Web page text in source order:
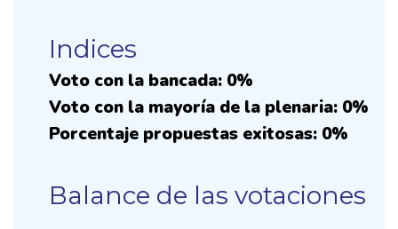
Indices
Voto con la bancada: 0%
Voto con la mayoría de la plenaria: 0%
Porcentaje propuestas exitosas: 0%
Balance de las votaciones